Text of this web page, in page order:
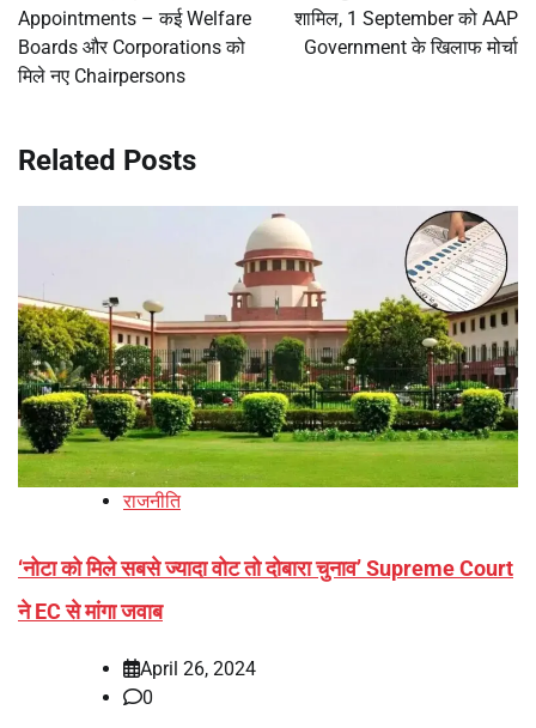
Appointments – कई Welfare
Boards और Corporations को
मिले नए Chairpersons
शामिल, 1 September को AAP
Government के खिलाफ मोर्चा
Related Posts
राजनीति
‘नोटा को मिले सबसे ज्यादा वोट तो दोबारा चुनाव’ Supreme Court
ने EC से मांगा जवाब
April 26, 2024
0